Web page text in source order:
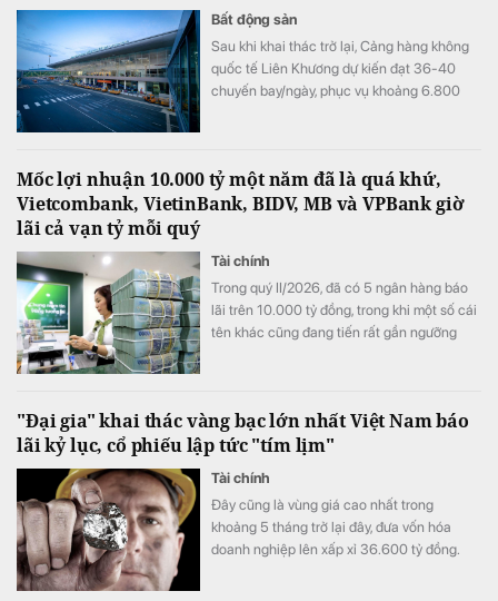
Bất động sản
Sau khi khai thác trở lại, Cảng hàng không
quốc tế Liên Khương dự kiến đạt 36-40
chuyến bay/ngày, phục vụ khoảng 6.800
Mốc lợi nhuận 10.000 tỷ một năm đã là quá khứ,
Vietcombank, VietinBank, BIDV, MB và VPBank giờ
lãi cả vạn tỷ mỗi quý
Tài chính
Trong quý II/2026, đã có 5 ngân hàng báo
lãi trên 10.000 tỷ đồng, trong khi một số cái
tên khác cũng đang tiến rất gần ngưỡng
"Đại gia" khai thác vàng bạc lớn nhất Việt Nam báo
lãi kỷ lục, cổ phiếu lập tức "tím lịm"
Tài chính
Đây cũng là vùng giá cao nhất trong
khoảng 5 tháng trở lại đây, đưa vốn hóa
doanh nghiệp lên xấp xỉ 36.600 tỷ đồng.